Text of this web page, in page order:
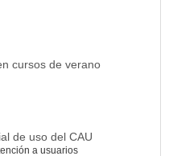
cursos de verano
de uso del CAU
a usuarios